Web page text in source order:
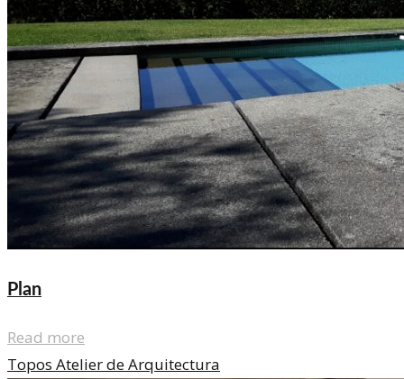
Plan
Read more
Topos Atelier de Arquitectura